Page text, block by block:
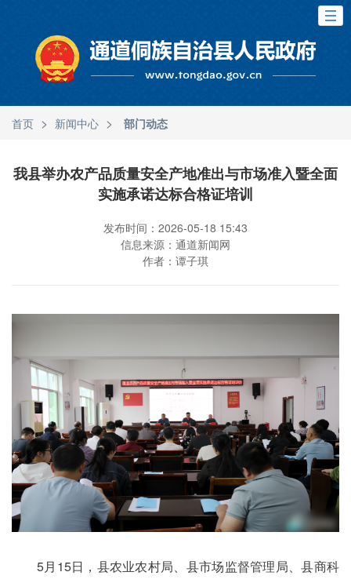
首页 > 新闻中心 > 部门动态
我县举办农产品质量安全产地准出与市场准入暨全面
实施承诺达标合格证培训
发布时间：2026-05-18 15:43
信息来源：通道新闻网
作者：谭子琪
5月15日，县农业农村局、县市场监督管理局、县商科